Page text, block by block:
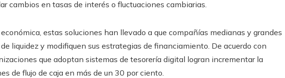
cambios en tasas de interés o fluctuaciones cambiarias.
estas soluciones han llevado a que compañías medianas y grandes
liquidez y modifiquen sus estrategias de financiamiento. De acuerdo con
que adoptan sistemas de tesorería digital logran incrementar la
de flujo de caja en más de un 30 por ciento.